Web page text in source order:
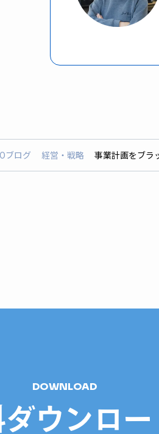
ブログ 経営・戦略 事業計画をブラ
DOWNLOAD
ウンロー